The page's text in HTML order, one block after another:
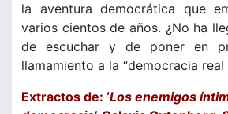
la aventura democrática que
varios cientos de años. ¿No ha
de escuchar y de poner en
llamamiento a la “democracia real
Extractos de: ‘Los enemigos